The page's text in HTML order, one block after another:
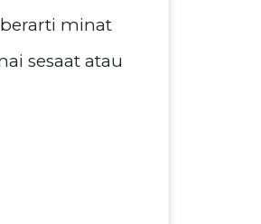
berarti minat
sesaat atau